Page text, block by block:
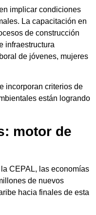
implicar condiciones
La capacitación en
de construcción
infraestructura
de jóvenes, mujeres
incorporan criterios de
están logrando
motor de
CEPAL, las economías
de nuevos
hacia finales de esta